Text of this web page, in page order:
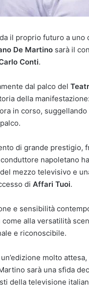
il proprio futuro a
De Martino sarà il
Conti.
dal palco del
della
in corso,
di grande prestigio,
napoletano
mezzo televisivo e
di Affari Tuoi.
e sensibilità
come alla versatilità
e riconoscibile.
molto
sarà una sfida
della televisione